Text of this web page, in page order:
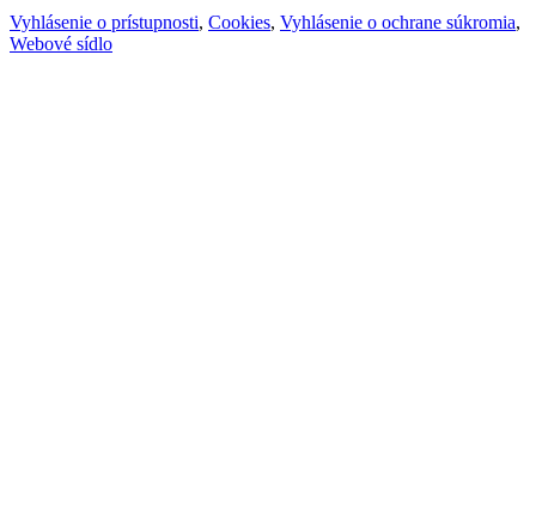
Vyhlásenie o prístupnosti, Cookies, Vyhlásenie o ochrane súkromia,
Webové sídlo